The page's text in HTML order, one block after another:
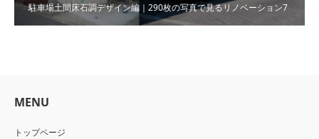
駐車場土間床石調デザイン編｜290枚の写真で見るリノベーション7
MENU
トップページ